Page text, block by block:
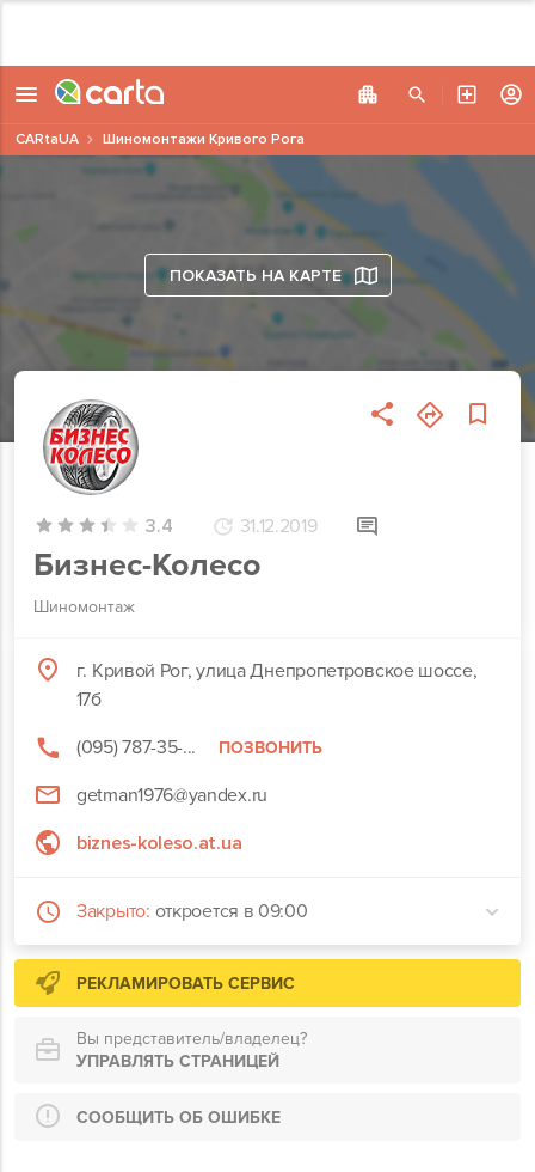
ПОКАЗАТЬ НА КАРТЕ
3.4 31.12.2019
Бизнес-Колесо
Шиномонтаж
г. Кривой Рог, улица Днепропетровское шоссе,
17б
(095) 787-35-...
ПОЗВОНИТЬ
getman1976@yandex.ru
biznes-koleso.at.ua
Закрыто: откроется в 09:00
РЕКЛАМИРОВАТЬ СЕРВИС
Вы представитель/владелец?
УПРАВЛЯТЬ СТРАНИЦЕЙ
СООБЩИТЬ ОБ ОШИБКЕ
CARtaUA Шиномонтажи Кривого Рога